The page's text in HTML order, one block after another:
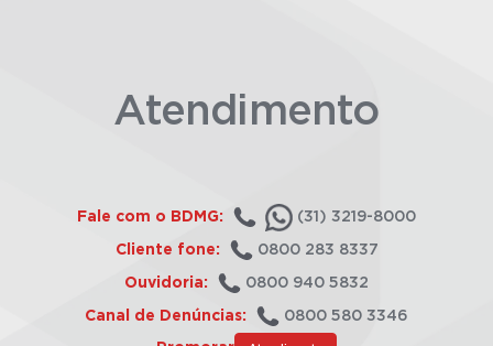
Atendimento
Fale com o BDMG: (31) 3219-8000
Cliente fone: 0800 283 8337
Ouvidoria: 0800 940 5832
Canal de Denúncias: 0800 580 3346